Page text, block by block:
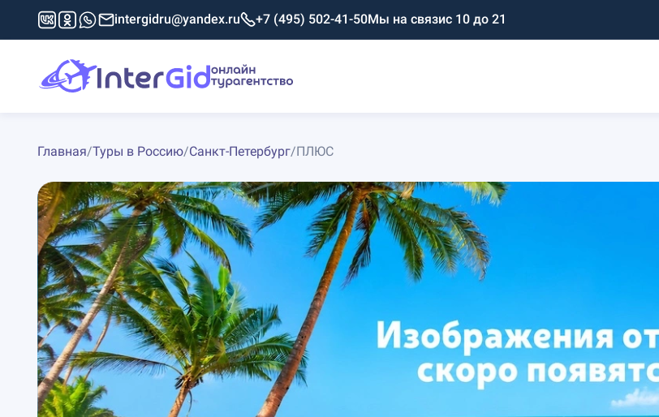
intergidru@yandex.ru +7 (495) 502-41-50Мы на связис 10 до 21
Главная/Туры в Россию/Санкт-Петербург/ПЛЮС